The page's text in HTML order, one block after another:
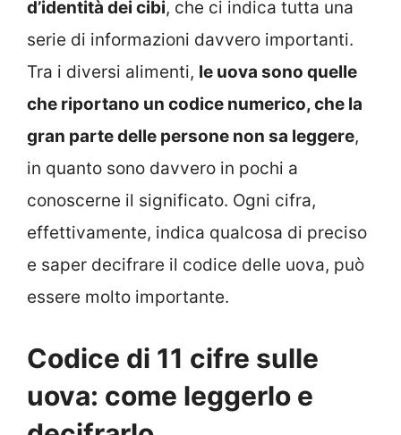
d’identità dei cibi, che ci indica tutta una
serie di informazioni davvero importanti.
Tra i diversi alimenti, le uova sono quelle
che riportano un codice numerico, che la
gran parte delle persone non sa leggere,
in quanto sono davvero in pochi a
conoscerne il significato. Ogni cifra,
effettivamente, indica qualcosa di preciso
e saper decifrare il codice delle uova, può
essere molto importante.
Codice di 11 cifre sulle
uova: come leggerlo e